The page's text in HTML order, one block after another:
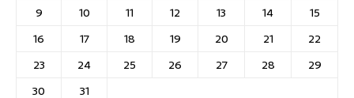
9
10 11 12 13 14
15
16
17 18 19 20 21
22
23
24 25 26 27 28
29
30
31